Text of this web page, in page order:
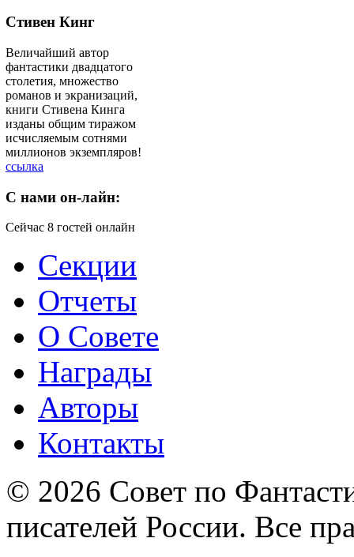
Стивен Кинг
Величайший автор
фантастики двадцатого
столетия, множество
романов и экранизаций,
книги Стивена Кинга
изданы общим тиражом
исчисляемым сотнями
миллионов экземпляров!
ссылка
C нами он-лайн:
Сейчас 8 гостей онлайн
Секции
Отчеты
О Совете
Награды
Авторы
Контакты
© 2026 Совет по
писателей России. Все